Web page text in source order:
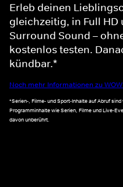
Erleb deinen
gleichzeitig, in Full HD
Surround Sound –
kostenlos testen.
kündbar.*
Noch mehr Informationen zu
*Serien-, Filme- und Sport-Inhalte auf Abruf
Programminhalte wie Serien, Filme und Live-
davon unberührt.